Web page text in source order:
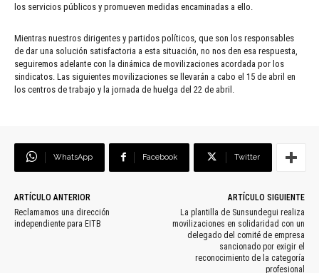
los servicios públicos y promueven medidas encaminadas a ello.
Mientras nuestros dirigentes y partidos políticos, que son los responsables
de dar una solución satisfactoria a esta situación, no nos den esa respuesta,
seguiremos adelante con la dinámica de movilizaciones acordada por los
sindicatos. Las siguientes movilizaciones se llevarán a cabo el 15 de abril en
los centros de trabajo y la jornada de huelga del 22 de abril.
WhatsApp Facebook Twitter
ARTÍCULO ANTERIOR
Reclamamos una dirección
independiente para EITB
ARTÍCULO SIGUIENTE
La plantilla de Sunsundegui realiza
movilizaciones en solidaridad con un
delegado del comité de empresa
sancionado por exigir el
reconocimiento de la categoría
profesional